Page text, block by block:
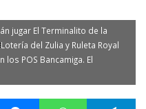
jugar El Terminalito de la
del Zulia y Ruleta Royal
los POS Bancamiga. El
MessengerWhatsApp